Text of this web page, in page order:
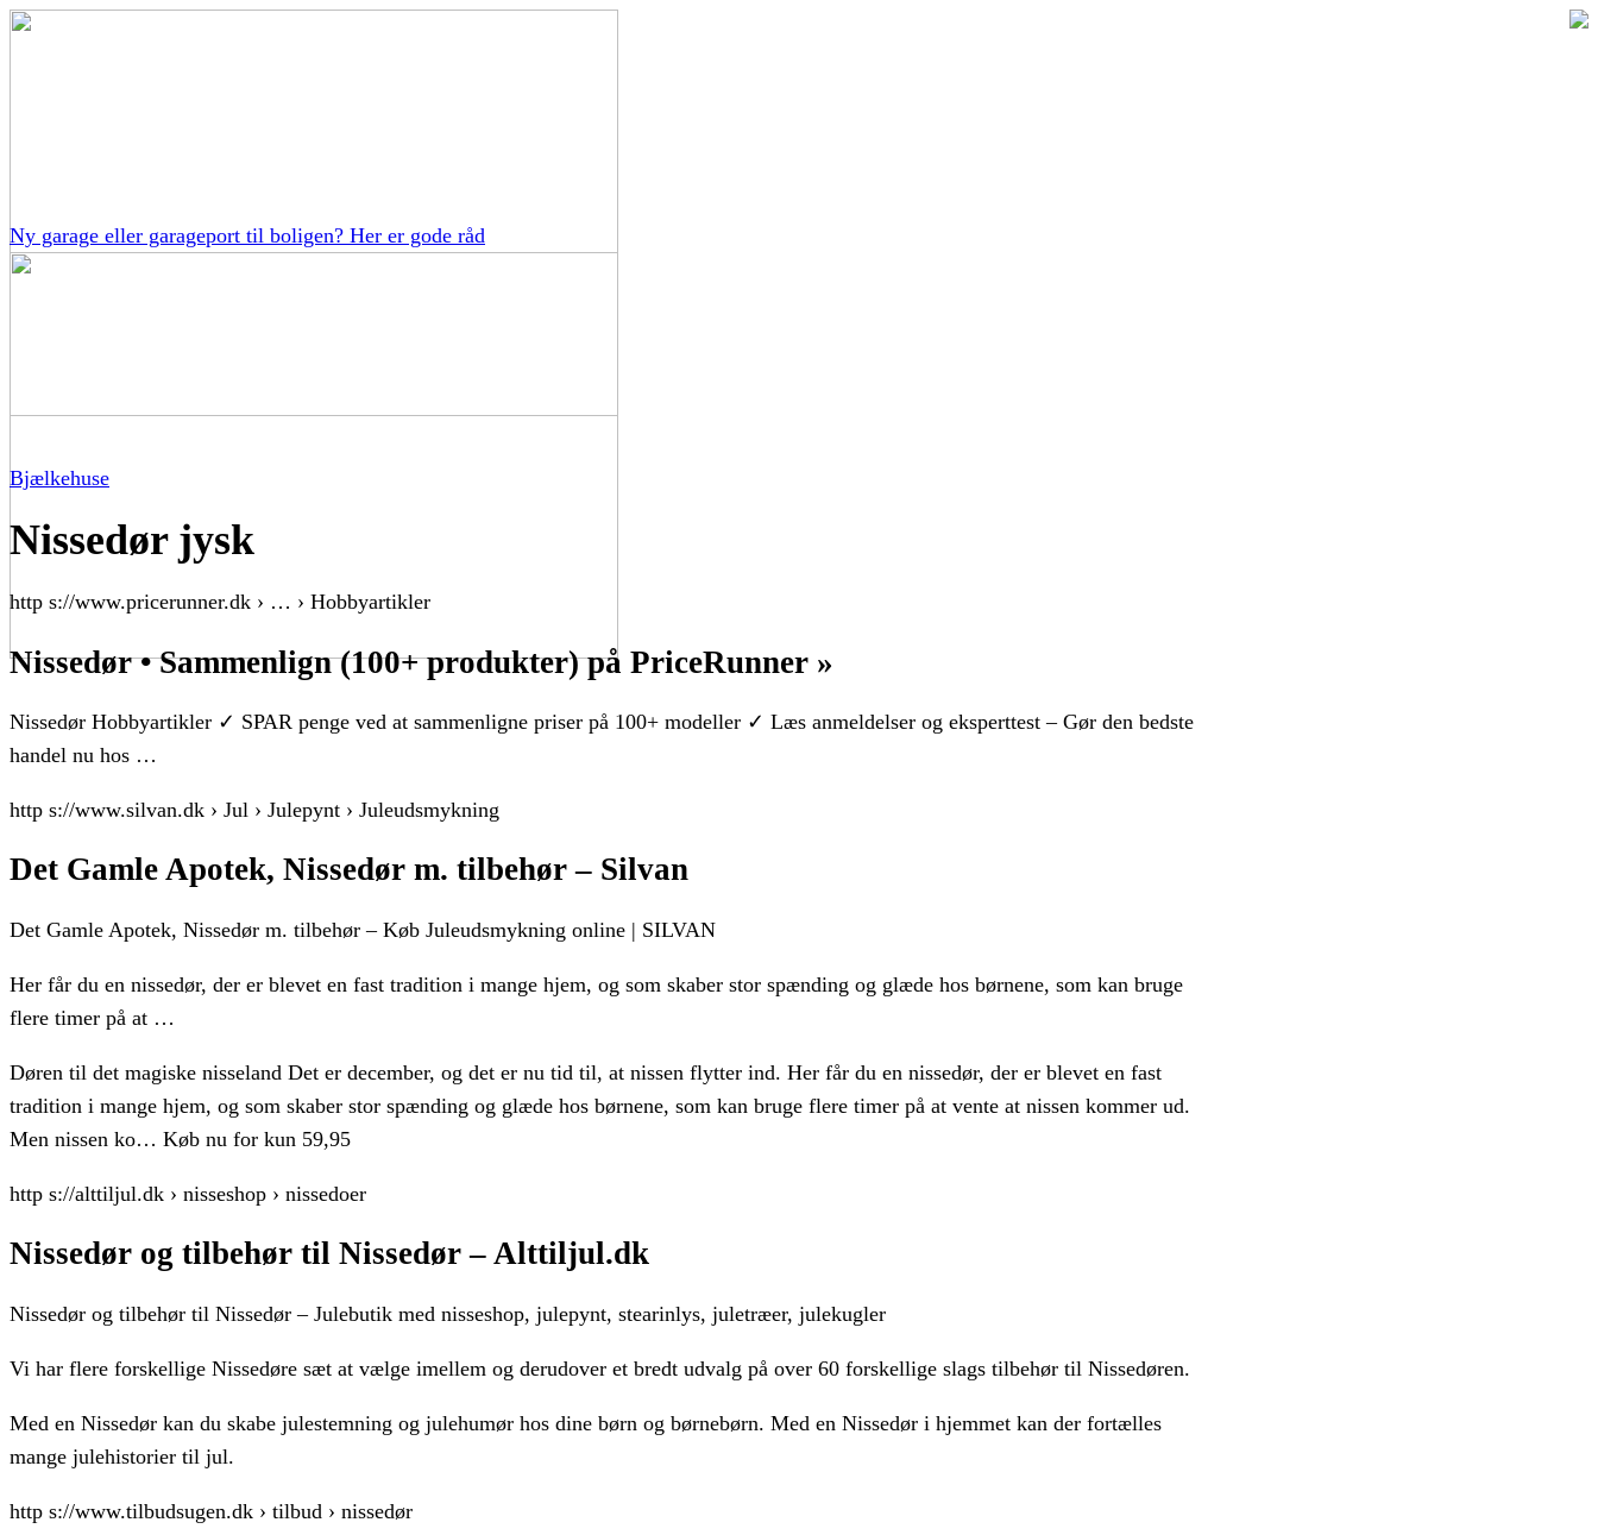
Ny garage eller garageport til boligen? Her er gode råd
Bjælkehuse
Nissedør jysk
http s://www.pricerunner.dk › … › Hobbyartikler
Nissedør • Sammenlign (100+ produkter) på PriceRunner »
Nissedør Hobbyartikler ✓ SPAR penge ved at sammenligne priser på 100+ modeller ✓ Læs anmeldelser og eksperttest – Gør den bedste
handel nu hos …
http s://www.silvan.dk › Jul › Julepynt › Juleudsmykning
Det Gamle Apotek, Nissedør m. tilbehør – Silvan
Det Gamle Apotek, Nissedør m. tilbehør – Køb Juleudsmykning online | SILVAN
Her får du en nissedør, der er blevet en fast tradition i mange hjem, og som skaber stor spænding og glæde hos børnene, som kan bruge
flere timer på at …
Døren til det magiske nisseland Det er december, og det er nu tid til, at nissen flytter ind. Her får du en nissedør, der er blevet en fast
tradition i mange hjem, og som skaber stor spænding og glæde hos børnene, som kan bruge flere timer på at vente at nissen kommer ud.
Men nissen ko… Køb nu for kun 59,95
http s://alttiljul.dk › nisseshop › nissedoer
Nissedør og tilbehør til Nissedør – Alttiljul.dk
Nissedør og tilbehør til Nissedør – Julebutik med nisseshop, julepynt, stearinlys, juletræer, julekugler
Vi har flere forskellige Nissedøre sæt at vælge imellem og derudover et bredt udvalg på over 60 forskellige slags tilbehør til Nissedøren.
Med en Nissedør kan du skabe julestemning og julehumør hos dine børn og børnebørn. Med en Nissedør i hjemmet kan der fortælles
mange julehistorier til jul.
http s://www.tilbudsugen.dk › tilbud › nissedør